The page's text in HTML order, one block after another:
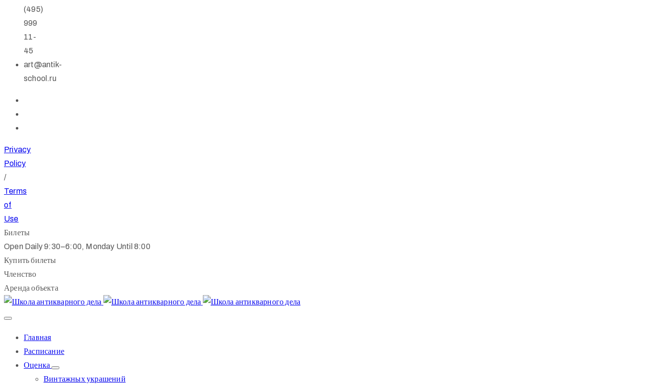
(495)
999
11-
45
art@antik-
school.ru
Privacy
Policy
/
Terms
of
Use
Билеты
Open Daily 9:30–6:00, Monday Until 8:00
Купить билеты
Членство
Аренда объекта
Главная
Расписание
Оценка
Винтажных украшений